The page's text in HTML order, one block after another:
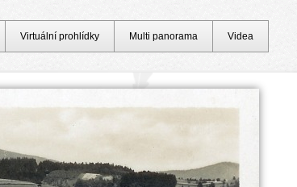
Virtuální prohlídky Multi panorama Videa